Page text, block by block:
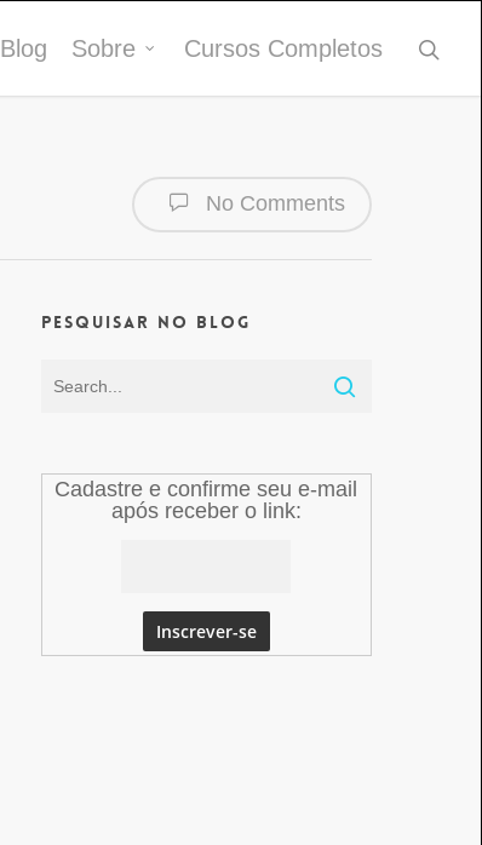
Blog Sobre Cursos Completos
No Comments
Pesquisar no Blog
Cadastre e confirme seu e-mail
após receber o link: